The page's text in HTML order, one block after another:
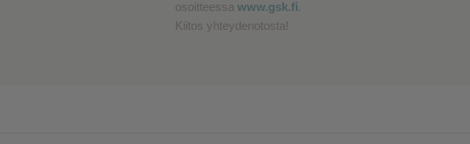
osoitteessa www.gsk.fi
Kiitos yhteydenotosta!
Suorituskykyä mittaavat evästeet